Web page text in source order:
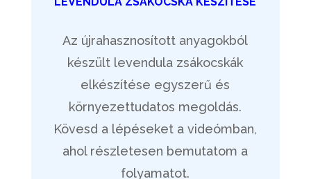
Az újrahasznosított anyagokból
készült levendula zsákocskák
elkészítése egyszerű és
környezettudatos megoldás.
Kövesd a lépéseket a videómban,
ahol részletesen bemutatom a
folyamatot.